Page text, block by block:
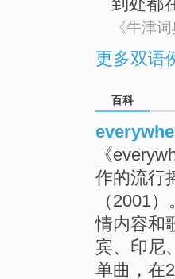
《牛津词
更多双语
百科
《
作的流行
（2001
情内容和
宾、印尼
单曲，在